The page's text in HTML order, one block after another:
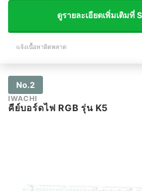
ดูรายละเอียดเพิ่มเติมที่
แจ้งเนื้อหาผิดพลาด
No.2
IWACHI
คีย์บอร์ดไฟ RGB รุ่น K5